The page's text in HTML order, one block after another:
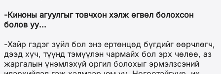
-Киноны агуулгыг товчхон хэлж өгвөл болохсон
болов уу...
-Хайр гэдэг зүйл бол энэ ертөнцөд бүгдийг өөрчлөгч,
дээд хүч, түүнд тэмүүлэн чармайх бол эрх чөлөө, аз
жаргалын үнэмлэхүй оргил болохыг эрмэлзсэний